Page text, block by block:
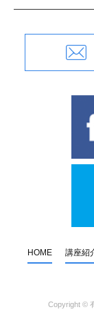
HOME 講座紹
Copyright ©